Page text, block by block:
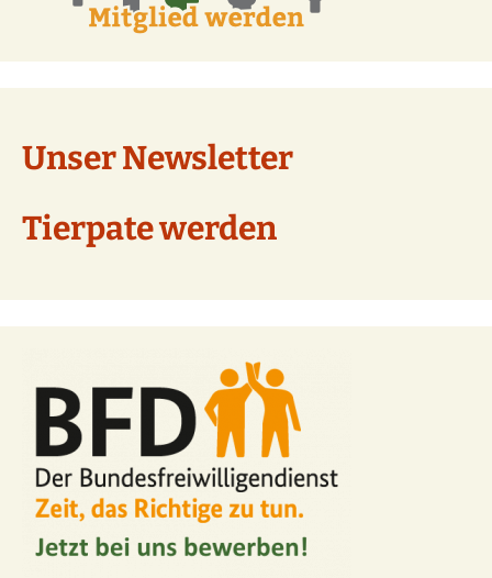
Unser Newsletter
Tierpate werden